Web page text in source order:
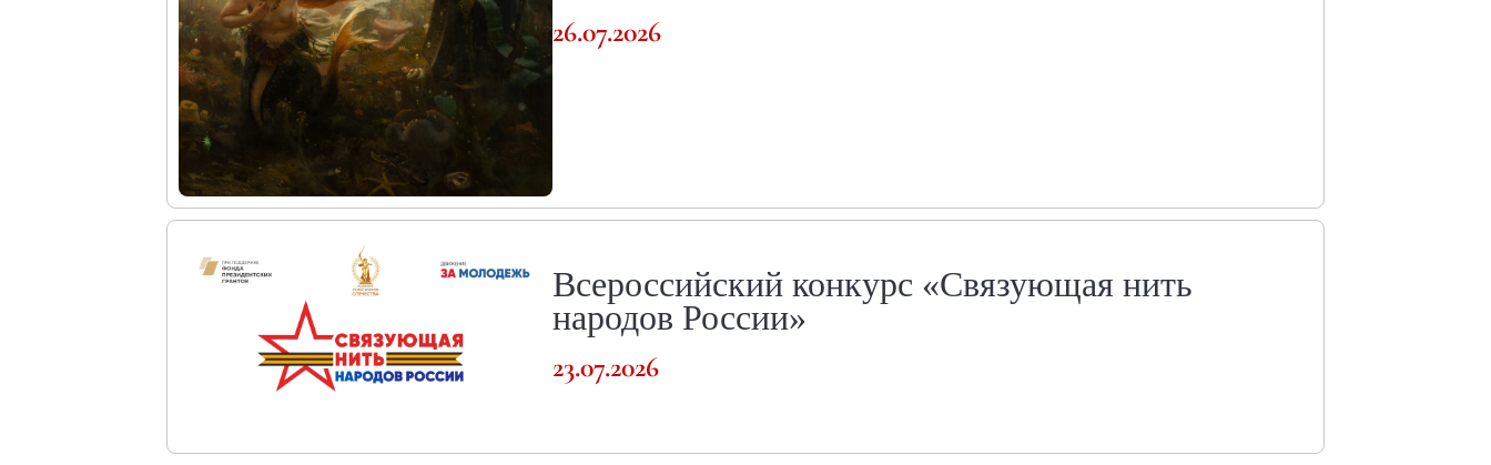
Онлайн-курсы «Лифт в будущее»
Современная наука и границы синтеза
Виртуальные коллекции
Виртуальные 3D туры по выставкам Русского музея
26.07.2026
Всероссийский конкурс «Связующая нить
народов России»
23.07.2026